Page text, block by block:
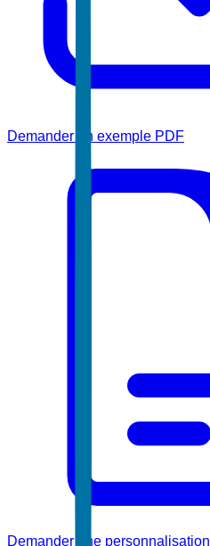
Demander un exemple PDF
Demander une personnalisation